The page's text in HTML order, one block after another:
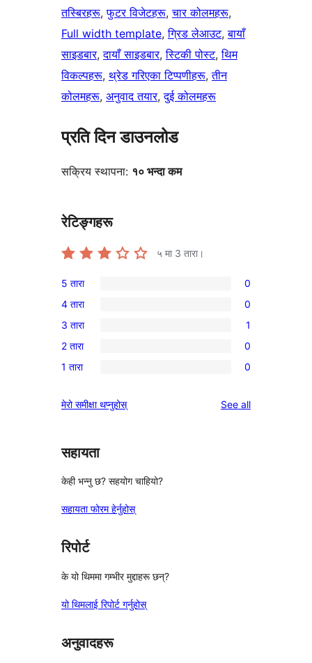
तस्बिरहरू, फुटर विजेटहरू, चार कोलमहरू
Full width template, ग्रिड लेआउट, बायाँ
साइडबार, दायाँ साइडबार, स्टिकी पोस्ट, थिम
विकल्पहरू, थ्रेड गरिएका टिप्पणीहरू, तीन
कोलमहरू, अनुवाद तयार, दुई कोलमहरू
प्रति दिन डाउनलोड
सक्रिय स्थापना: १० भन्दा कम
रेटिङ्गहरू
५ मा 3 तारा।
0
5-
तारा
समीक्षाहरू
5 तारा 0
0
4-
तारा
समीक्षाहरू
4 तारा 0
1
3-
तारा
3 तारा 1
0
2-
समीक्षाहरू
2 तारा 0
0
तारा
1 तारा 0
मेरो समीक्षा थप्नुहोस् See allreviews
सहायता
केही भन्नु छ? सहयोग चाहियो?
सहायता फोरम हेर्नुहोस्
रिपोर्ट
के यो थिममा गम्भीर मुद्दाहरू छन्?
यो थिमलाई रिपोर्ट गर्नुहोस्
अनुवादहरू